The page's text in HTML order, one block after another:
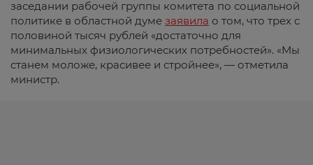
заседании рабочей группы комитета по социальной
политике в областной думе заявила о том, что трех с
половиной тысяч рублей «достаточно для
минимальных физиологических потребностей». «Мы
станем моложе, красивее и стройнее», — отметила
министр.